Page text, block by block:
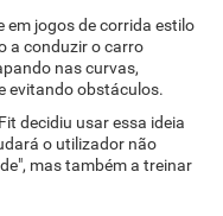
em jogos de corrida estilo
a conduzir o carro
nas curvas,
evitando obstáculos.
decidiu usar essa ideia
o utilizador não
mas também a treinar